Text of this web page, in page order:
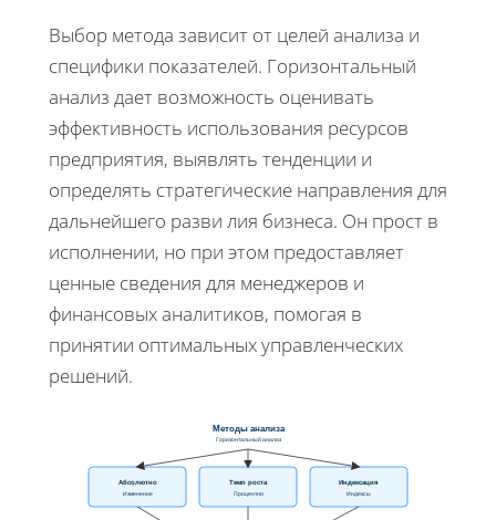
Выбор метода зависит от целей анализа и
специфики показателей. Горизонтальный
анализ дает возможность оценивать
эффективность использования ресурсов
предприятия, выявлять тенденции и
определять стратегические направления для
дальнейшего разви лия бизнеса. Он прост в
исполнении, но при этом предоставляет
ценные сведения для менеджеров и
финансовых аналитиков, помогая в
принятии оптимальных управленческих
решений.
Методы анализа
Горизонтальный анализ
Абсолютно
Изменение
Темп роста
Процентно
Индексация
Индексы